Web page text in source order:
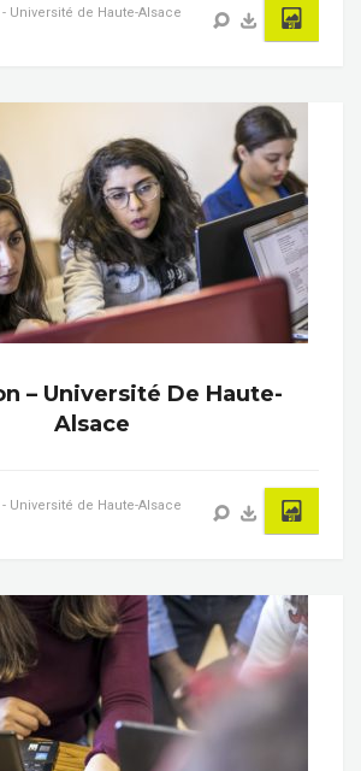
Université de Haute-Alsace
– Université De Haute-
Alsace
Université de Haute-Alsace